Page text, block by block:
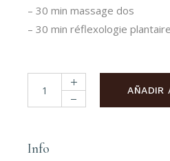
– 30 min massage dos
– 30 min réflexologie plantaire
PACK 2 cantidad
AÑADIR
Info